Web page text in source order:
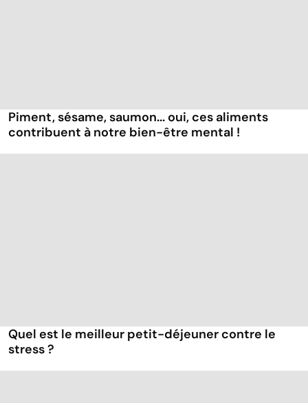
Piment, sésame, saumon... oui, ces aliments
contribuent à notre bien-être mental !
Quel est le meilleur petit-déjeuner contre le
stress ?